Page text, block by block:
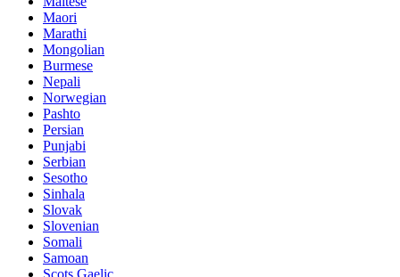
Maori
Marathi
Mongolian
Burmese
Nepali
Norwegian
Pashto
Persian
Punjabi
Serbian
Sesotho
Sinhala
Slovak
Slovenian
Somali
Samoan
Scots Gaelic